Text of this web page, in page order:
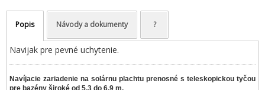
Popis Návody a dokumenty ?
Navijak pre pevné uchytenie.
Navíjacie zariadenie na solárnu plachtu prenosné s teleskopickou tyčou
pre bazény široké od 5,3 do 6,9 m.